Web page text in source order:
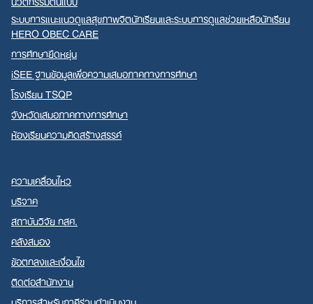
ระบบการแนะแนวดูแลสุขภาพจิตนักเรียนและระบบการดูแลช่วยเหลือนักเรียน
HERO OBEC CARE
การศึกษายืดหยุ่น
iSEE ฐานข้อมูลเพื่อความเสมอภาคทางการศึกษา
โรงเรียน TSQP
จังหวัดเสมอภาคทางการศึกษา
ห้องเรียนความคิดสร้างสรรค์
ความเคลื่อนไหว
บริจาค
สถาบันวิจัย กสศ.
คลังสมอง
ข้อตกลงและเงื่อนไข
ติดต่อสำนักงาน